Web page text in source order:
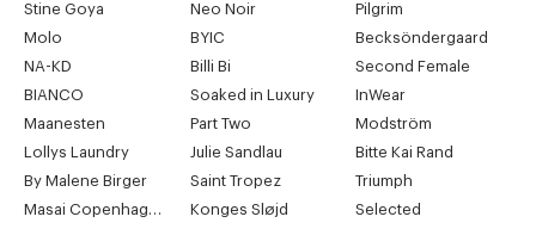
Stine Goya Neo Noir
Pilgrim
Molo
BYIC
Becksöndergaard
NA-KD
Billi Bi
Second Female
BIANCO
Soaked in Luxury
InWear
Maanesten
Part Two
Modström
Lollys Laundry
Julie Sandlau
Bitte Kai Rand
By Malene Birger
Saint Tropez
Triumph
Masai Copenhagen
Konges Sløjd
Selected